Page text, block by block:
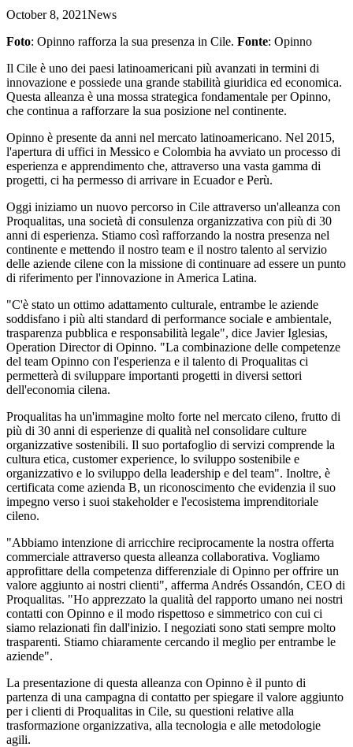
October 8, 2021News
Foto: Opinno rafforza la sua presenza in Cile. Fonte: Opinno
Il Cile è uno dei paesi latinoamericani più avanzati in termini di
innovazione e possiede una grande stabilità giuridica ed economica.
Questa alleanza è una mossa strategica fondamentale per Opinno,
che continua a rafforzare la sua posizione nel continente.
Opinno è presente da anni nel mercato latinoamericano. Nel 2015,
l'apertura di uffici in Messico e Colombia ha avviato un processo di
esperienza e apprendimento che, attraverso una vasta gamma di
progetti, ci ha permesso di arrivare in Ecuador e Perù.
Oggi iniziamo un nuovo percorso in Cile attraverso un'alleanza con
Proqualitas, una società di consulenza organizzativa con più di 30
anni di esperienza. Stiamo così rafforzando la nostra presenza nel
continente e mettendo il nostro team e il nostro talento al servizio
delle aziende cilene con la missione di continuare ad essere un punto
di riferimento per l'innovazione in America Latina.
"C'è stato un ottimo adattamento culturale, entrambe le aziende
soddisfano i più alti standard di performance sociale e ambientale,
trasparenza pubblica e responsabilità legale", dice Javier Iglesias,
Operation Director di Opinno. "La combinazione delle competenze
del team Opinno con l'esperienza e il talento di Proqualitas ci
permetterà di sviluppare importanti progetti in diversi settori
dell'economia cilena.
Proqualitas ha un'immagine molto forte nel mercato cileno, frutto di
più di 30 anni di esperienze di qualità nel consolidare culture
organizzative sostenibili. Il suo portafoglio di servizi comprende la
cultura etica, customer experience, lo sviluppo sostenibile e
organizzativo e lo sviluppo della leadership e del team". Inoltre, è
certificata come azienda B, un riconoscimento che evidenzia il suo
impegno verso i suoi stakeholder e l'ecosistema imprenditoriale
cileno.
"Abbiamo intenzione di arricchire reciprocamente la nostra offerta
commerciale attraverso questa alleanza collaborativa. Vogliamo
approfittare della competenza differenziale di Opinno per offrire un
valore aggiunto ai nostri clienti", afferma Andrés Ossandón, CEO di
Proqualitas. "Ho apprezzato la qualità del rapporto umano nei nostri
contatti con Opinno e il modo rispettoso e simmetrico con cui ci
siamo relazionati fin dall'inizio. I negoziati sono stati sempre molto
trasparenti. Stiamo chiaramente cercando il meglio per entrambe le
aziende".
La presentazione di questa alleanza con Opinno è il punto di
partenza di una campagna di contatto per spiegare il valore aggiunto
per i clienti di Proqualitas in Cile, su questioni relative alla
trasformazione organizzativa, alla tecnologia e alle metodologie
agili.